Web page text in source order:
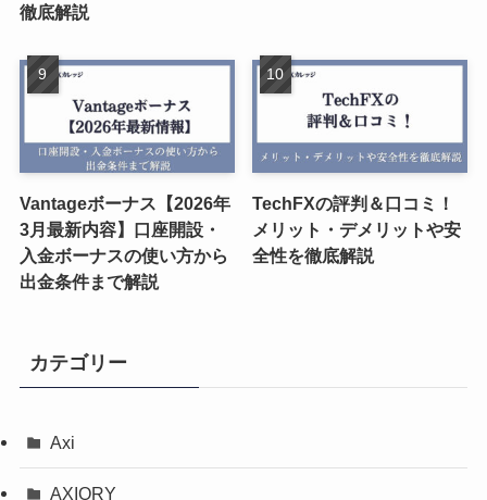
徹底解説
Vantageボーナス【2026年
3月最新内容】口座開設・
入金ボーナスの使い方から
出金条件まで解説
TechFXの評判＆口コミ！
メリット・デメリットや安
全性を徹底解説
カテゴリー
Axi
AXIORY